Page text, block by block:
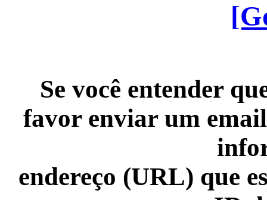
Se você entender
favor enviar um
endereço (URL) que